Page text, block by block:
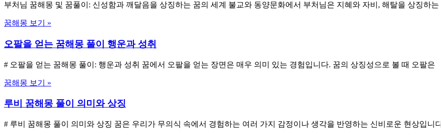
부처님 꿈해몽 및 꿈풀이: 신성함과 깨달음을 상징하는 꿈의 세계 불교와 동양문화에서 부처님은 지혜와 자비, 해탈을 상징하
꿈해몽 보기 »
오팔을 얻는 꿈해몽 풀이 행운과 성취
# 오팔을 얻는 꿈해몽 풀이: 행운과 성취 꿈에서 오팔을 얻는 장면은 매우 의미 있는 경험입니다. 꿈의 상징성으로 볼 때 오팔은
꿈해몽 보기 »
루비 꿈해몽 풀이 의미와 상징
# 루비 꿈해몽 풀이 의미와 상징 꿈은 우리가 무의식 속에서 경험하는 여러 가지 감정이나 생각을 반영하는 신비로운 현상입니